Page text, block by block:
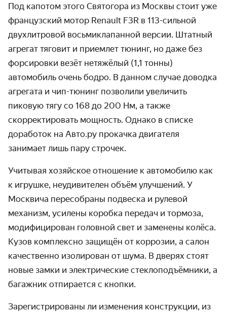
Под капотом этого Святогора из Москвы стоит уже
французский мотор Renault F3R в 113-сильной
двухлитровой восьмиклапанной версии. Штатный
агрегат тяговит и приемлет тюнинг, но даже без
форсировки везёт нетяжёлый (1,1 тонны)
автомобиль очень бодро. В данном случае доводка
агрегата и чип-тюнинг позволили увеличить
пиковую тягу со 168 до 200 Нм, а также
скорректировать мощность. Однако в списке
доработок на Авто.ру прокачка двигателя
занимает лишь пару строчек.
Учитывая хозяйское отношение к автомобилю как
к игрушке, неудивителен объём улучшений. У
Москвича пересобраны подвеска и рулевой
механизм, усилены коробка передач и тормоза,
модифицирован головной свет и заменены колёса.
Кузов комплексно защищён от коррозии, а салон
качественно изолирован от шума. В дверях стоят
новые замки и электрические стеклоподъёмники, а
багажник отпирается с кнопки.
Зарегистрированы ли изменения конструкции, из